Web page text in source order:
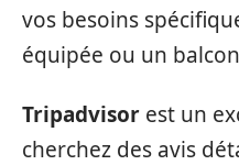
vos besoins
équipée ou un
Tripadvisor est un
cherchez des avis